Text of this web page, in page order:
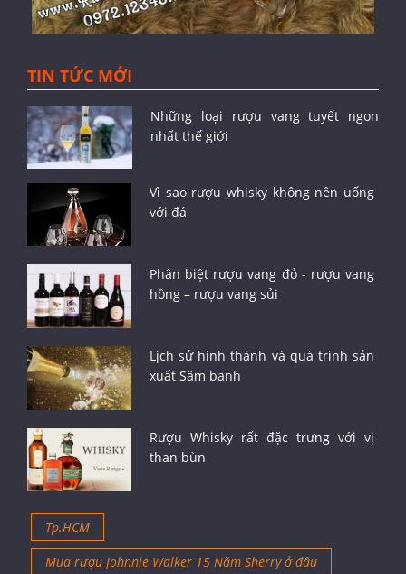
TIN TỨC MỚI
Những loại rượu vang tuyết ngon
nhất thế giới
Vì sao rượu whisky không nên uống
với đá
Phân biệt rượu vang đỏ - rượu vang
hồng – rượu vang sủi
Lịch sử hình thành và quá trình sản
xuất Sâm banh
Rượu Whisky rất đặc trưng với vị
than bùn
Tp.HCM
Mua rượu Johnnie Walker 15 Năm Sherry ở đâu